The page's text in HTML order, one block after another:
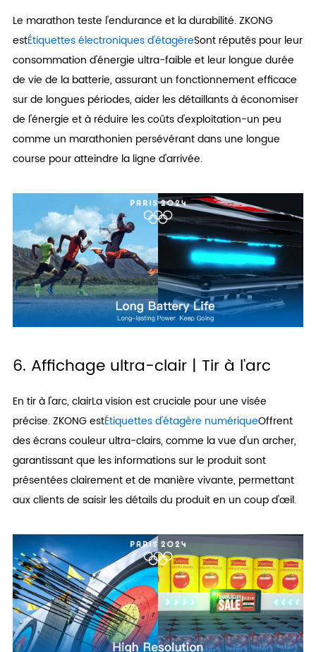
Le marathon teste l'endurance et la durabilité. ZKONG
estÉtiquettes électroniques d'étagèreSont réputés pour leur
consommation d'énergie ultra-faible et leur longue durée
de vie de la batterie, assurant un fonctionnement efficace
sur de longues périodes, aider les détaillants à économiser
de l'énergie et à réduire les coûts d'exploitation-un peu
comme un marathonien persévérant dans une longue
course pour atteindre la ligne d'arrivée.
6. Affichage ultra-clair | Tir à l'arc
En tir à l'arc, clairLa vision est cruciale pour une visée
précise. ZKONG estÉtiquettes d'étagère numériqueOffrent
des écrans couleur ultra-clairs, comme la vue d'un archer,
garantissant que les informations sur le produit sont
présentées clairement et de manière vivante, permettant
aux clients de saisir les détails du produit en un coup d'œil.